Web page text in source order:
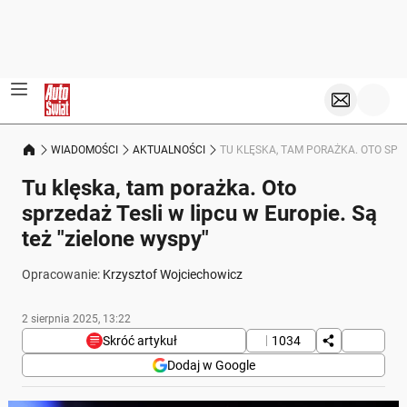
WIADOMOŚCI AKTUALNOŚCI TU KLĘSKA, TAM PORAŻKA. OTO
Tu klęska, tam porażka. Oto
sprzedaż Tesli w lipcu w Europie. Są
też "zielone wyspy"
Opracowanie: Krzysztof Wojciechowicz
2 sierpnia 2025, 13:22
Skróć artykuł
1034
Dodaj w Google